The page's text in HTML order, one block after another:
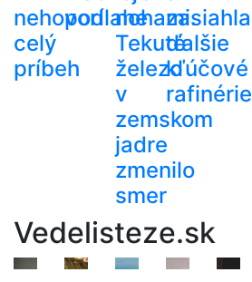
nehovorí
celý
príbeh
podlahenohami.
Tekuté
železo
v
zemskom
jadre
zmenilo
smer
zasiahla
ďalšie
kľúčové
rafinérie
Vedelisteze.sk